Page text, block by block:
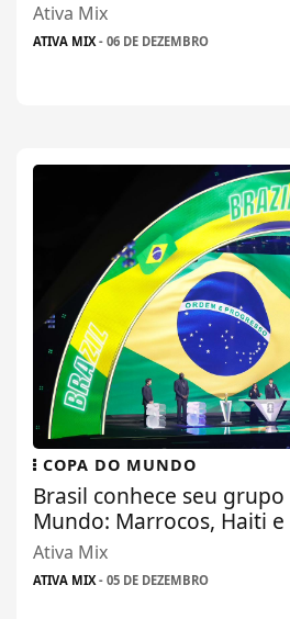
Ativa Mix
ATIVA MIX- 06 DE DEZEMBRO
COPA DO MUNDO
Brasil conhece seu
Mundo: Marrocos, Haiti e
Ativa Mix
ATIVA MIX- 05 DE DEZEMBRO